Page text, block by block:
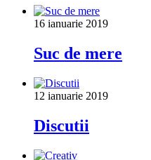
16 ianuarie 2019
Suc de mere
12 ianuarie 2019
Discutii